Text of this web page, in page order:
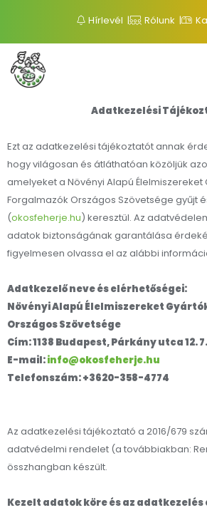
Hírlevél Rólunk
Adatkezelési
Ezt az adatkezelési tájékoztatót annak
hogy világosan és átláthatóan közöljük
amelyeket a Növényi Alapú Élelmiszereket
Forgalmazók Országos Szövetsége gyűjt
(okosfeherje.hu) keresztül. Az
adatok biztonságának garantálása
figyelmesen olvassa el az alábbi
Adatkezelő neve és elérhetőségei:
Növényi Alapú Élelmiszereket
Országos Szövetsége
Cím: 1138 Budapest, Párkány utca 12.
E-mail:info@okosfeherje.hu
Telefonszám: +3620-358-4774
Az adatkezelési tájékoztató a 2016/679
adatvédelmi rendelet (a továbbiakban:
összhangban készült.
Kezelt adatok köre és az adatkezelés